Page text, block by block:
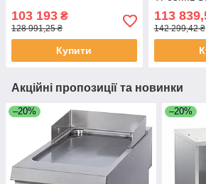
103 193 ₴
128 991,25 ₴
Купити
113
142 299,42 ₴
Акційні пропозиції та новинки
–20% –20%